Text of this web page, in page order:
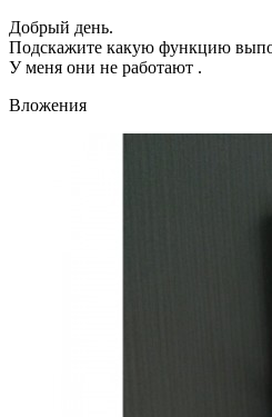
Добрый день.
Подскажите какую функцию
У меня они не работают .
Вложения